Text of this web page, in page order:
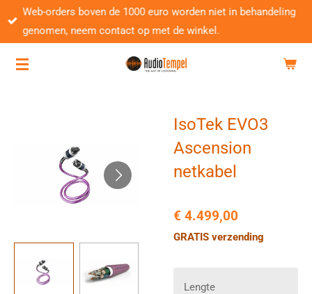
Ga
direct
de
Web-orders boven de 1000 euro worden niet in behandeling
genomen, neem contact op met de winkel.
IsoTek EVO3
Ascension
netkabel
€ 4.499,00
GRATIS verzending
Lengte